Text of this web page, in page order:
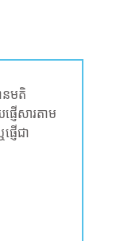
នមតិ
ើសារតាម
ញើជា